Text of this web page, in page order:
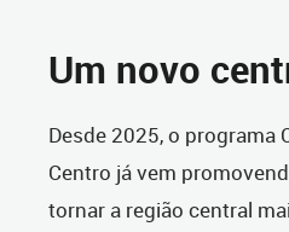
Um novo
Desde 2025, o programa
Centro já vem
tornar a região central